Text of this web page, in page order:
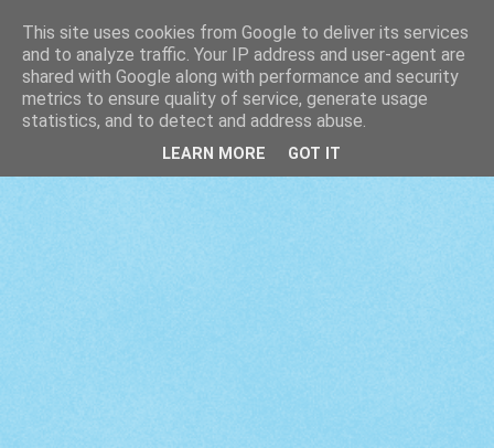
This site uses cookies from Google to deliver its services
and to analyze traffic. Your IP address and user-agent are
shared with Google along with performance and security
metrics to ensure quality of service, generate usage
statistics, and to detect and address abuse.
LEARN MORE GOT IT